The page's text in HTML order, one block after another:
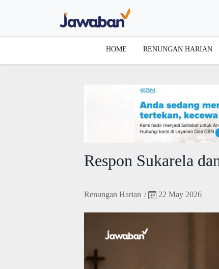
HOME RENUNGAN HARIAN
Respon Sukarela
Renungan Harian / 22 May 2026